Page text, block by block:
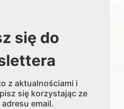
się do
z aktualnościami i
się korzystając ze
email.